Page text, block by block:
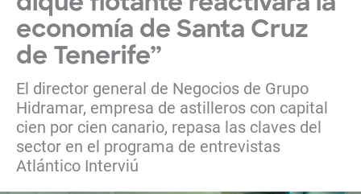
economía de Santa Cruz
de Tenerife”
El director general de Negocios de Grupo
Hidramar, empresa de astilleros con capital
cien por cien canario, repasa las claves del
sector en el programa de entrevistas
Atlántico Interviú